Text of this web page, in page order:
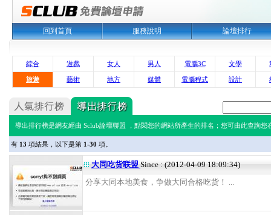
回到首頁 服務說明 論壇排行
綜合 遊戲 女人 男人 電腦3C 文學
旅遊 藝術 地方 媒體 電腦程式 設計
導出排行榜是網友經由 Sclub論壇聯盟 ，點閱您的網站所產生的排名；您可由此查詢您
有 13 項結果，以下是第 1-30 項。
大同吃货联盟 Since : (2012-04-09 18:09:34)
分享大同本地美食，争做大同合格吃货！ ...